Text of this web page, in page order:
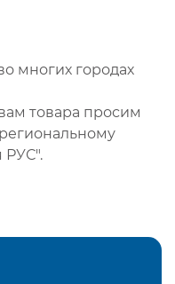
многих городах
товара просим
РУС".